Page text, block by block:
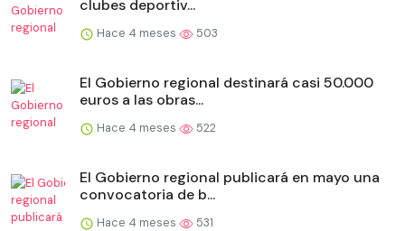
clubes deportiv...
Hace 4 meses 503
El Gobierno regional destinará casi 50.000
euros a las obras...
Hace 4 meses 522
El Gobierno regional publicará en mayo una
convocatoria de b...
Hace 4 meses 531